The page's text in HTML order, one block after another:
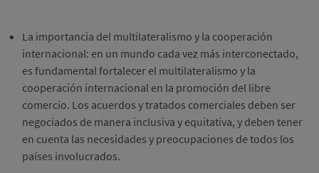
La importancia del multilateralismo y la cooperación
internacional: en un mundo cada vez más interconectado,
es fundamental fortalecer el multilateralismo y la
cooperación internacional en la promoción del libre
comercio. Los acuerdos y tratados comerciales deben ser
negociados de manera inclusiva y equitativa, y deben tener
en cuenta las necesidades y preocupaciones de todos los
países involucrados.